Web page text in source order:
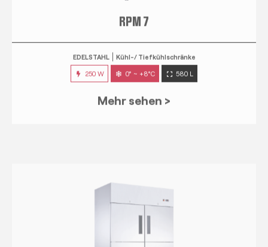
Kühl-/ Tiefkühlschränke
250 W 0° ~ +8°C 580 L
Mehr sehen >